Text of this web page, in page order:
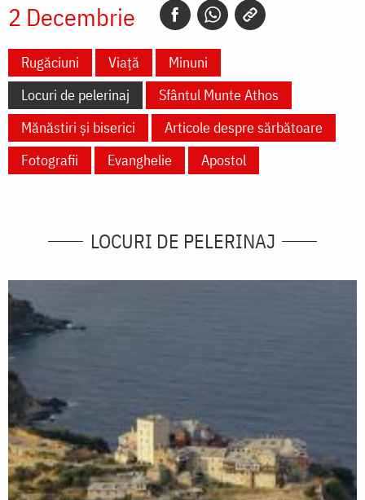
2 Decembrie
Rugăciuni Viață
Minuni
Locuri de pelerinaj
Sfântul Munte Athos
Mănăstiri și biserici
Articole despre sărbătoare
Fotografii
Evanghelie Apostol
LOCURI DE PELERINAJ